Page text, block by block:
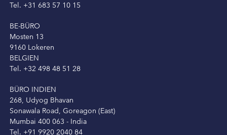
Tel. +31 683 57 10 15
BE-BÜRO
Mosten 13
9160 Lokeren
BELGIEN
Tel. +32 498 48 51 28
BÜRO INDIEN
268, Udyog Bhavan
Sonawala Road, Goreagon (East)
Mumbai 400 063 - India
Tel. +91 9920 2040 84